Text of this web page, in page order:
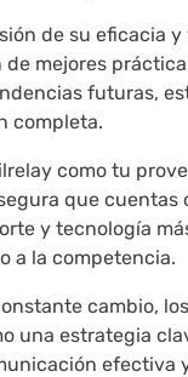
de su eficacia
mejores
futuras,
completa.
como tu
que cuentas
y tecnología
a la competencia.
cambio,
una estrategia
efectiva